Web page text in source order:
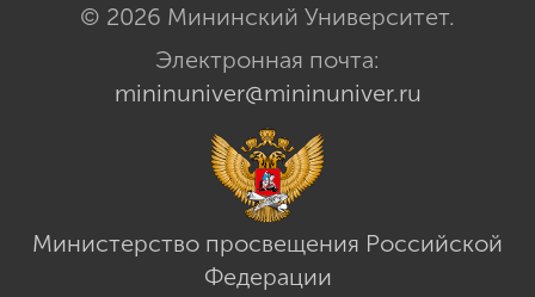
© 2026 Мининский Университет.
Электронная почта:
mininuniver@mininuniver.ru
Министерство просвещения Российской
Федерации